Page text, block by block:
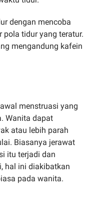
dengan mencoba
tidur yang teratur.
mengandung kafein
menstruasi yang
Wanita dapat
atau lebih parah
Biasanya jerawat
itu terjadi dan
hal ini diakibatkan
pada wanita.